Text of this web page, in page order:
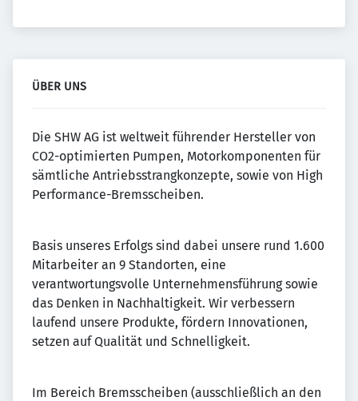
ÜBER UNS
Die SHW AG ist weltweit führender Hersteller von
CO2-optimierten Pumpen, Motorkomponenten für
sämtliche Antriebsstrangkonzepte, sowie von High
Performance-Bremsscheiben.
Basis unseres Erfolgs sind dabei unsere rund 1.600
Mitarbeiter an 9 Standorten, eine
verantwortungsvolle Unternehmensführung sowie
das Denken in Nachhaltigkeit. Wir verbessern
laufend unsere Produkte, fördern Innovationen,
setzen auf Qualität und Schnelligkeit.
Im Bereich Bremsscheiben (ausschließlich an den